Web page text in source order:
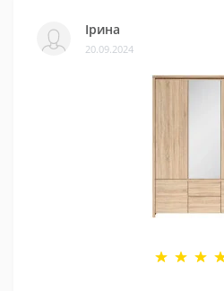
Ірина
20.09.2024